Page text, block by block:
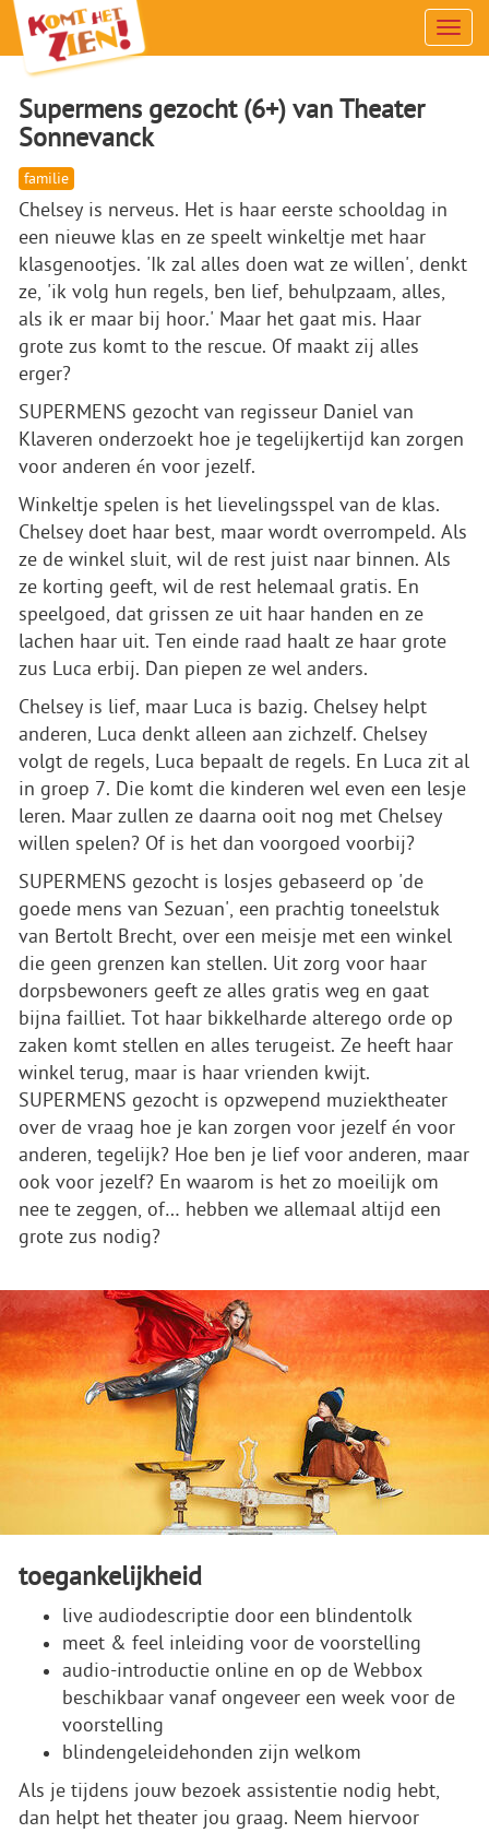
Menu
Supermens gezocht (6+) van Theater
Sonnevanck
familie
Chelsey is nerveus. Het is haar eerste schooldag in
een nieuwe klas en ze speelt winkeltje met haar
klasgenootjes. 'Ik zal alles doen wat ze willen', denkt
ze, 'ik volg hun regels, ben lief, behulpzaam, alles,
als ik er maar bij hoor.' Maar het gaat mis. Haar
grote zus komt to the rescue. Of maakt zij alles
erger?
SUPERMENS gezocht van regisseur Daniel van
Klaveren onderzoekt hoe je tegelijkertijd kan zorgen
voor anderen én voor jezelf.
Winkeltje spelen is het lievelingsspel van de klas.
Chelsey doet haar best, maar wordt overrompeld. Als
ze de winkel sluit, wil de rest juist naar binnen. Als
ze korting geeft, wil de rest helemaal gratis. En
speelgoed, dat grissen ze uit haar handen en ze
lachen haar uit. Ten einde raad haalt ze haar grote
zus Luca erbij. Dan piepen ze wel anders.
Chelsey is lief, maar Luca is bazig. Chelsey helpt
anderen, Luca denkt alleen aan zichzelf. Chelsey
volgt de regels, Luca bepaalt de regels. En Luca zit al
in groep 7. Die komt die kinderen wel even een lesje
leren. Maar zullen ze daarna ooit nog met Chelsey
willen spelen? Of is het dan voorgoed voorbij?
SUPERMENS gezocht is losjes gebaseerd op 'de
goede mens van Sezuan', een prachtig toneelstuk
van Bertolt Brecht, over een meisje met een winkel
die geen grenzen kan stellen. Uit zorg voor haar
dorpsbewoners geeft ze alles gratis weg en gaat
bijna failliet. Tot haar bikkelharde alterego orde op
zaken komt stellen en alles terugeist. Ze heeft haar
winkel terug, maar is haar vrienden kwijt.
SUPERMENS gezocht is opzwepend muziektheater
over de vraag hoe je kan zorgen voor jezelf én voor
anderen, tegelijk? Hoe ben je lief voor anderen, maar
ook voor jezelf? En waarom is het zo moeilijk om
nee te zeggen, of… hebben we allemaal altijd een
grote zus nodig?
toegankelijkheid
live audiodescriptie door een blindentolk
meet & feel inleiding voor de voorstelling
audio-introductie online en op de Webbox
beschikbaar vanaf ongeveer een week voor de
voorstelling
blindengeleidehonden zijn welkom
Als je tijdens jouw bezoek assistentie nodig hebt,
dan helpt het theater jou graag. Neem hiervoor